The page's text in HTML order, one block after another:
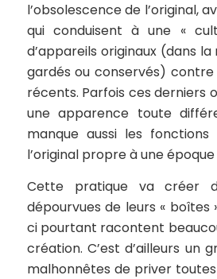
l’obsolescence de l’original,
qui conduisent à une «
d’appareils originaux (dans
gardés ou conservés) contre
récents. Parfois ces derniers
une apparence toute
manque aussi les
l’original propre à une
Cette pratique va créer
dépourvues de leurs « boîtes
ci pourtant racontent
création. C’est d’ailleurs un
malhonnêtes de priver